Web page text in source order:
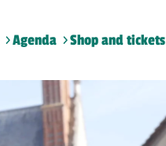
Agenda Shop and tickets